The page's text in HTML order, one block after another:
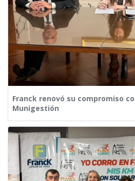
Franck renovó su compromiso
Munigestión